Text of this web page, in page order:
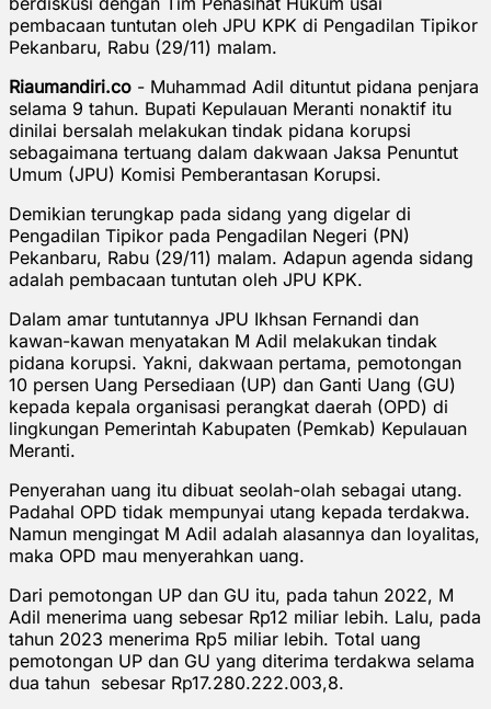
pembacaan tuntutan oleh JPU KPK di Pengadilan Tipikor
Pekanbaru, Rabu (29/11) malam.
Riaumandiri.co - Muhammad Adil dituntut pidana penjara
selama 9 tahun. Bupati Kepulauan Meranti nonaktif itu
dinilai bersalah melakukan tindak pidana korupsi
sebagaimana tertuang dalam dakwaan Jaksa Penuntut
Umum (JPU) Komisi Pemberantasan Korupsi.
Demikian terungkap pada sidang yang digelar di
Pengadilan Tipikor pada Pengadilan Negeri (PN)
Pekanbaru, Rabu (29/11) malam. Adapun agenda sidang
adalah pembacaan tuntutan oleh JPU KPK.
Dalam amar tuntutannya JPU Ikhsan Fernandi dan
kawan-kawan menyatakan M Adil melakukan tindak
pidana korupsi. Yakni, dakwaan pertama, pemotongan
10 persen Uang Persediaan (UP) dan Ganti Uang (GU)
kepada kepala organisasi perangkat daerah (OPD) di
lingkungan Pemerintah Kabupaten (Pemkab) Kepulauan
Meranti.
Penyerahan uang itu dibuat seolah-olah sebagai utang.
Padahal OPD tidak mempunyai utang kepada terdakwa.
Namun mengingat M Adil adalah alasannya dan loyalitas,
maka OPD mau menyerahkan uang.
Dari pemotongan UP dan GU itu, pada tahun 2022, M
Adil menerima uang sebesar Rp12 miliar lebih. Lalu, pada
tahun 2023 menerima Rp5 miliar lebih. Total uang
pemotongan UP dan GU yang diterima terdakwa selama
dua tahun sebesar Rp17.280.222.003,8.